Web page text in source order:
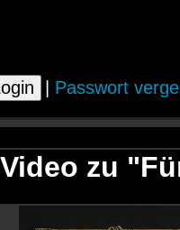
Passwort
zu